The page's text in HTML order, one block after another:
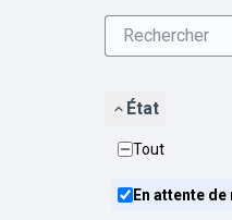
État
Tout
En attente